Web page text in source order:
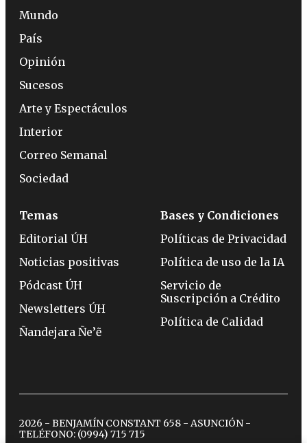
Mundo
País
Opinión
Sucesos
Arte y Espectáculos
Interior
Correo Semanal
Sociedad
Temas
Editorial ÚH
Noticias positivas
Pódcast ÚH
Newsletters ÚH
Ñandejara Ñe’ẽ
Bases y Condiciones
Políticas de Privacidad
Política de uso de la IA
Servicio de
Suscripción a Crédito
Política de Calidad
2026 - BENJAMÍN CONSTANT 658 - ASUNCIÓN -
TELÉFONO: (0994) 715 715